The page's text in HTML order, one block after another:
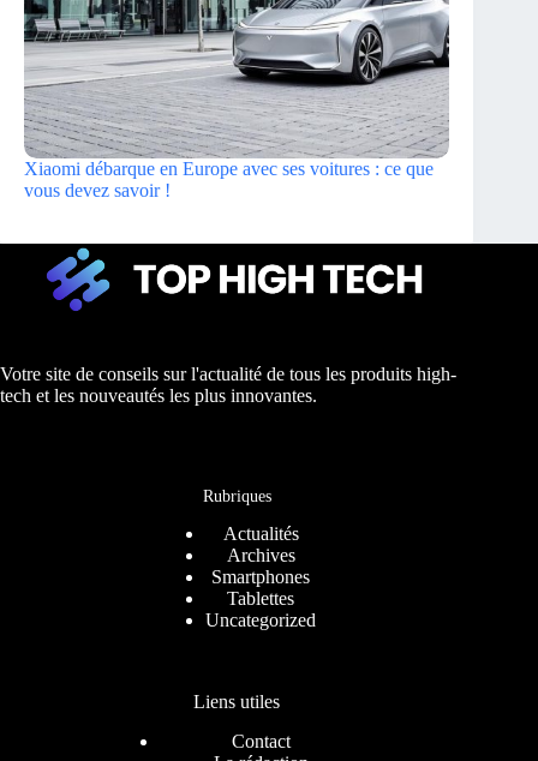
Xiaomi débarque en Europe avec ses voitures : ce que
vous devez savoir !
Votre site de conseils sur l'actualité de tous les produits high-
tech et les nouveautés les plus innovantes.
Rubriques
Actualités
Archives
Smartphones
Tablettes
Uncategorized
Liens utiles
Contact